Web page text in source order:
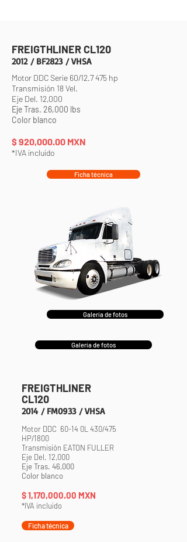
FREIGTHLINER CL120
2012/ BF2823/ VHSA
Motor DDC Serie 60/12.7 475 hp
Transmisión 18 Vel.
Eje Del. 12,000
Eje Tras. 26,000 lbs
Color blanco
$ 920,000.00 MXN
*IVA incluido
Ficha técnica
Galería de fotos
Galería de fotos
FREIGTHLINER
CL120
2014/ FM0933/ VHSA
Motor DDC 60-14 0L 430/475
HP/1800
Transmisión EATON FULLER
Eje Del. 12,000
Eje Tras. 46,000
Color blanco
$ 1,170,000.00 MXN
*IVA incluido
Ficha técnica